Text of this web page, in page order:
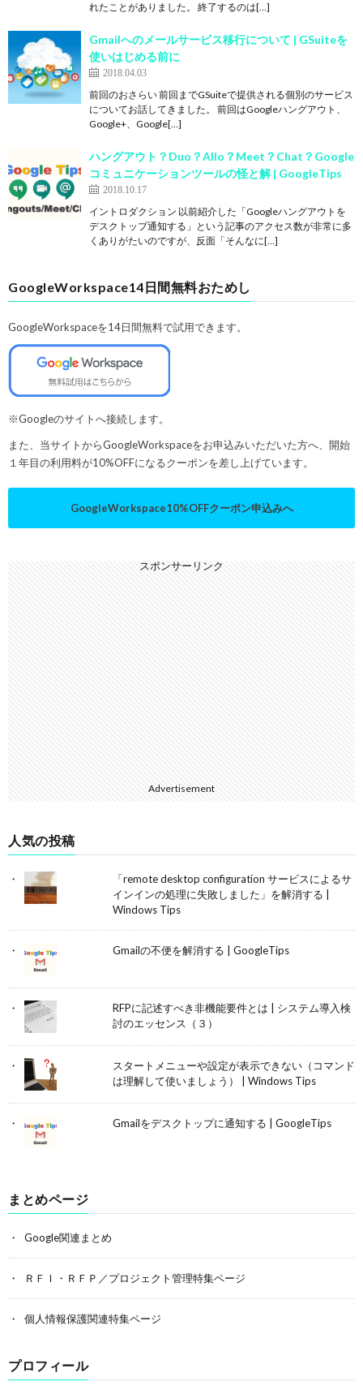
れたことがありました。 終了するのは[…]
Gmailへのメールサービス移行について | GSuiteを
使いはじめる前に
2018.04.03
前回のおさらい 前回までGSuiteで提供される個別のサービス
についてお話してきました。 前回はGoogleハングアウト、
Google+、Google[…]
ハングアウト？Duo？Allo？Meet？Chat？Google
コミュニケーションツールの怪と解 | GoogleTips
2018.10.17
イントロダクション 以前紹介した「Googleハングアウトを
デスクトップ通知する」という記事のアクセス数が非常に多
くありがたいのですが、反面「そんなに[…]
GoogleWorkspace14日間無料おためし
GoogleWorkspaceを14日間無料で試用できます。
※Googleのサイトへ接続します。
また、当サイトからGoogleWorkspaceをお申込みいただいた方へ、開始
１年目の利用料が10%OFFになるクーポンを差し上げています。
GoogleWorkspace10%OFFクーポン申込みへ
スポンサーリンク
Advertisement
人気の投稿
「remote desktop configuration サービスによるサ
インインの処理に失敗しました」を解消する |
Windows Tips
Gmailの不便を解消する | GoogleTips
RFPに記述すべき非機能要件とは | システム導入検
討のエッセンス（３）
スタートメニューや設定が表示できない（コマンド
は理解して使いましょう） | Windows Tips
Gmailをデスクトップに通知する | GoogleTips
まとめページ
Google関連まとめ
ＲＦＩ・ＲＦＰ／プロジェクト管理特集ページ
個人情報保護関連特集ページ
プロフィール